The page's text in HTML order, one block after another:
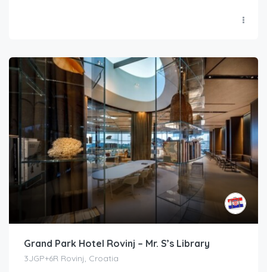
Grand Park Hotel Rovinj – Mr. S’s Library
3JGP+6R Rovinj, Croatia